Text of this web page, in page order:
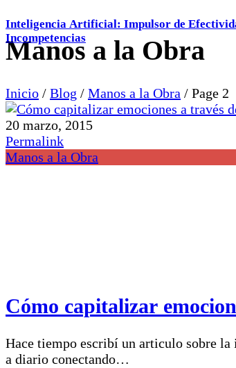
Inteligencia Artificial: Impulsor de
Incompetencias
Manos a la Obra
Inicio / Blog / Manos a la Obra / Page 2
20 marzo, 2015
Permalink
Manos a la Obra
Cómo capitalizar
Hace tiempo escribí un articulo sobre la
a diario conectando…